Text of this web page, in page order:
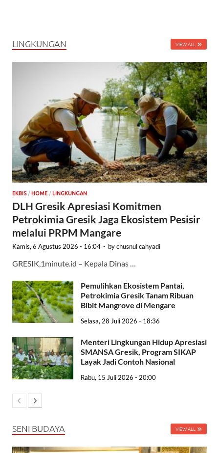
LINGKUNGAN VIEW ALL
EKBIS/ HOME / LINGKUNGAN
DLH Gresik Apresiasi Komitmen
Petrokimia Gresik Jaga Ekosistem Pesisir
melalui PRPM Mangare
Kamis, 6 Agustus 2026 - 16:04 - bychusnul cahyadi
GRESIK,1minute.id – Kepala Dinas …
Pemulihkan Ekosistem Pantai,
Petrokimia Gresik Tanam Ribuan
Bibit Mangrove di Mengare
Selasa, 28 Juli 2026 - 18:36
Menteri Lingkungan Hidup Apresiasi
SMANSA Gresik, Program SIKAP
Layak Jadi Contoh Nasional
Rabu, 15 Juli 2026 - 20:00
SENI BUDAYA VIEW ALL